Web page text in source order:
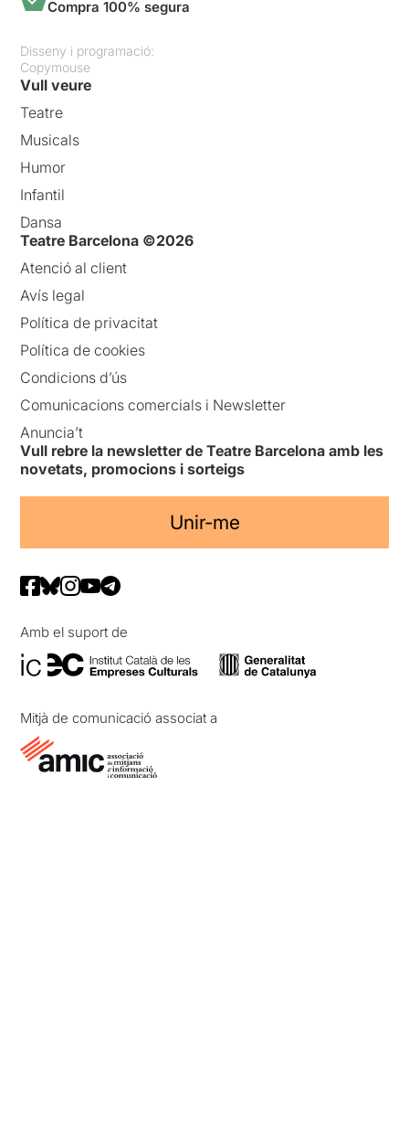
Compra 100% segura
Disseny i programació:
Copymouse
Vull veure
Teatre
Musicals
Humor
Infantil
Dansa
Teatre Barcelona ©2026
Atenció al client
Avís legal
Política de privacitat
Política de cookies
Condicions d’ús
Comunicacions comercials i Newsletter
Anuncia’t
Vull rebre la newsletter de Teatre Barcelona amb les
novetats, promocions i sorteigs
Unir-me
Amb el suport de
Mitjà de comunicació associat a